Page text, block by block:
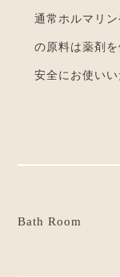
通常ホルマリ
の原料は薬剤
安全にお使いい
Bath Room